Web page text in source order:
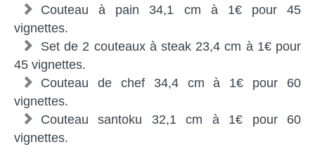
Couteau à pain 34,1 cm à 1€ pour 45
vignettes.
Set de 2 couteaux à steak 23,4 cm à 1€ pour
45 vignettes.
Couteau de chef 34,4 cm à 1€ pour 60
vignettes.
Couteau santoku 32,1 cm à 1€ pour 60
vignettes.